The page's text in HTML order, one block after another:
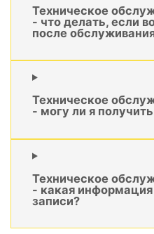
Техническое
- что делать, если
после
Техническое
- могу ли я
Техническое
- какая информация
записи?